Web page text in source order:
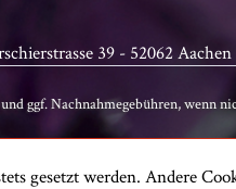
39 - 52062 Aachen
ggf. Nachnahmegebühren, wenn
gesetzt werden. Andere